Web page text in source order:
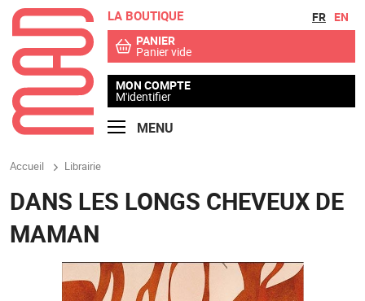
Aller au menu
Aller au contenu FR EN
LA BOUTIQUE
PANIER
Panier vide
MON COMPTE
M'identifier
MENU
Accueil Librairie
DANS LES LONGS CHEVEUX DE
MAMAN